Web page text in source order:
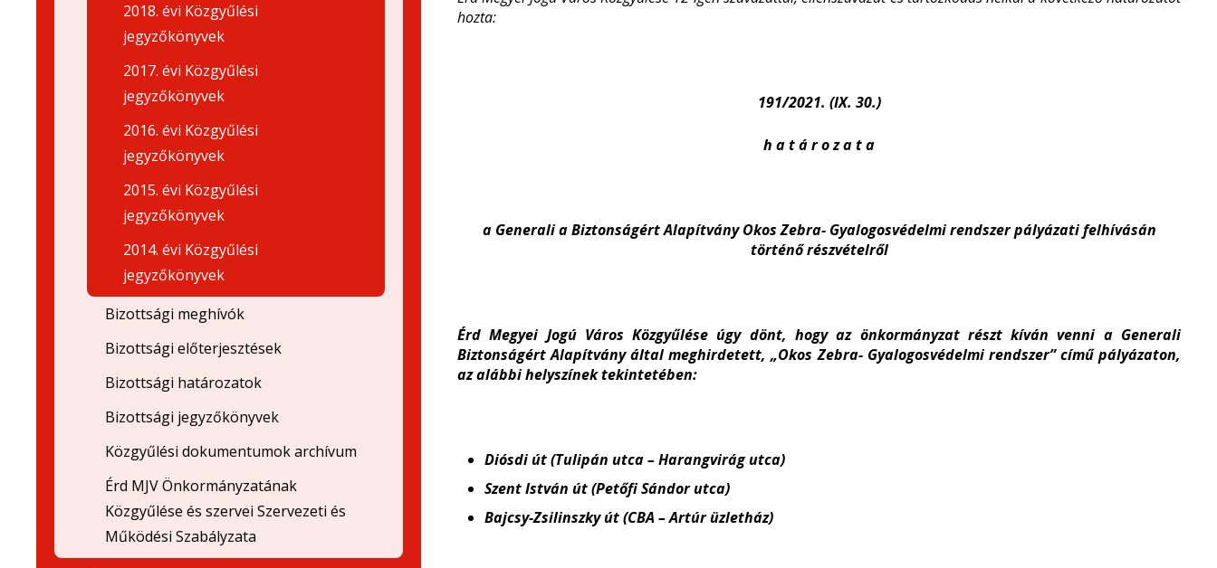
hozta:
191/2021. (IX. 30.)
h a t á r o z a t a
a Generali a Biztonságért Alapítvány Okos Zebra- Gyalogosvédelmi rendszer pályázati felhívásán
történő részvételről
Érd Megyei Jogú Város Közgyűlése úgy dönt, hogy az önkormányzat részt kíván venni a Generali
Biztonságért Alapítvány által meghirdetett, „Okos Zebra- Gyalogosvédelmi rendszer” című pályázaton,
az alábbi helyszínek tekintetében:
Diósdi út (Tulipán utca – Harangvirág utca)
Szent István út (Petőfi Sándor utca)
Bajcsy-Zsilinszky út (CBA – Artúr üzletház)
2018. évi Közgyűlési
jegyzőkönyvek
2017. évi Közgyűlési
jegyzőkönyvek
2016. évi Közgyűlési
jegyzőkönyvek
2015. évi Közgyűlési
jegyzőkönyvek
2014. évi Közgyűlési
jegyzőkönyvek
Bizottsági meghívók
Bizottsági előterjesztések
Bizottsági határozatok
Bizottsági jegyzőkönyvek
Közgyűlési dokumentumok archívum
Érd MJV Önkormányzatának
Közgyűlése és szervei Szervezeti és
Működési Szabályzata